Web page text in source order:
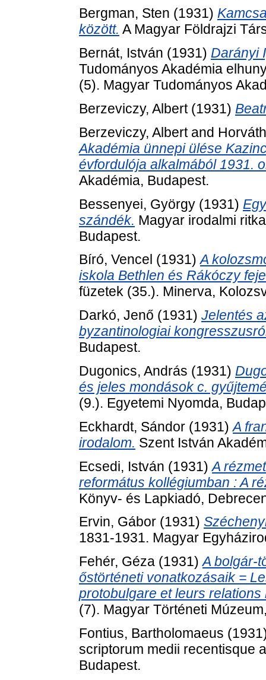
Bergman, Sten (1931)
között. A Magyar Földrajzi
Bernát, István (1931) Darányi
Tudományos Akadémia
(5). Magyar Tudományos
Berzeviczy, Albert(1931)
Berzeviczy, Albertand
Akadémia ünnepi ülése
évfordulója alkalmából 1931.
Akadémia, Budapest.
Bessenyei, György (1931)
szándék. Magyar irodalmi
Budapest.
Bíró, Vencel (1931)A
iskola Bethlen és Rákóczy
füzetek (35.). Minerva,
Darkó, Jenő (1931) Jelentés
byzantinologiai
Budapest.
Dugonics, András (1931)
és jeles mondások c.
(9.). Egyetemi Nyomda,
Eckhardt, Sándor (1931)A
irodalom. Szent István
Ecsedi, István (1931)A
református kollégiumban : A
Könyv- és Lapkiadó,
Ervin, Gábor (1931)
1831-1931. Magyar
Fehér, Géza (1931)A bolgár-
őstörténeti vonatkozásaik =
protobulgare et leurs relations
(7). Magyar Történeti
Fontius, Bartholomaeus
scriptorum medii recentisque
Budapest.